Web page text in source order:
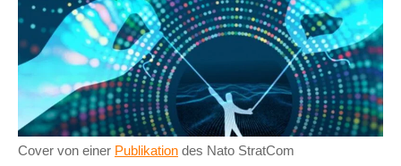
Cover von einer Publikation des Nato StratCom